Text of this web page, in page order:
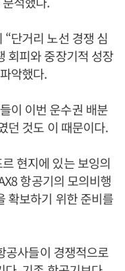
단거리 노선 경쟁 심
회피와 중장기적 성장
악했다.
이 이번 운수권 배분
던 것도 이 때문이다.
현지에 있는 보잉의
항공기의 모의비행
확보하기 위한 준비를
공사들이 경쟁적으로